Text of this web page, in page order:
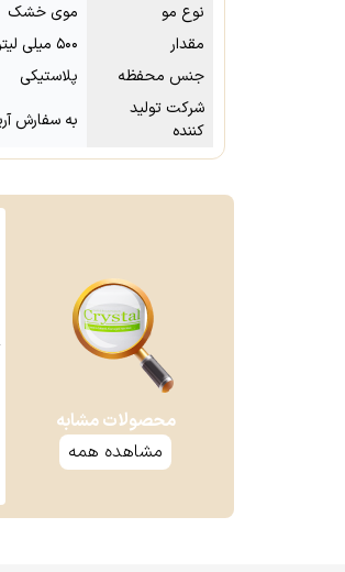
نوع مو
موی خشک
مقدار
۵۰۰ میلی لیتر
جنس محفظه
پلاستیکی
شرکت تولید
کننده
به سفارش
محصولات مشابه
مشاهده همه